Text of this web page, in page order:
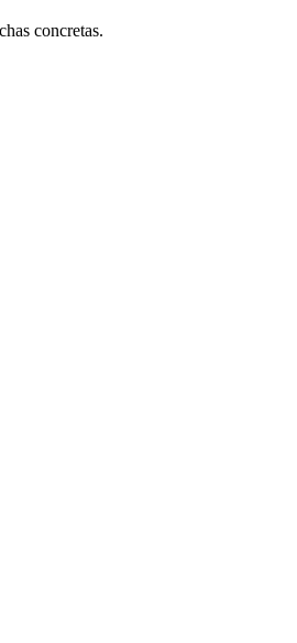
concretas.